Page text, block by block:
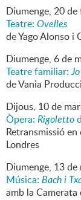
Diumenge, 20de
Teatre: Ovelles
de Yago Alonso i
Diumenge, 6de
Teatre familiar:
de Vania
Dijous, 10de
Òpera: Rigoletto
Retransmissió
Londres
Diumenge, 13de
Música: Bach i
amb la Camerata